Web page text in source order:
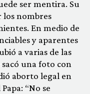
ser mentira. Su
los nombres
En medio de
y aparentes
a varias de las
una foto con
aborto legal en
“No se